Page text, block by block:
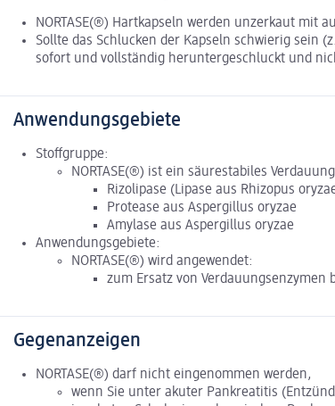
NORTASE(®) Hartkapseln werden unzerkaut mit
Sollte das Schlucken der Kapseln schwierig sein
sofort und vollständig heruntergeschluckt und
Anwendungsgebiete
Stoffgruppe:
NORTASE(®) ist ein säurestabiles
Rizolipase (Lipase aus Rhizopus
Protease aus Aspergillus oryzae
Amylase aus Aspergillus oryzae
Anwendungsgebiete:
NORTASE(®) wird angewendet:
zum Ersatz von
Gegenanzeigen
NORTASE(®) darf nicht eingenommen werden,
wenn Sie unter akuter Pankreatitis